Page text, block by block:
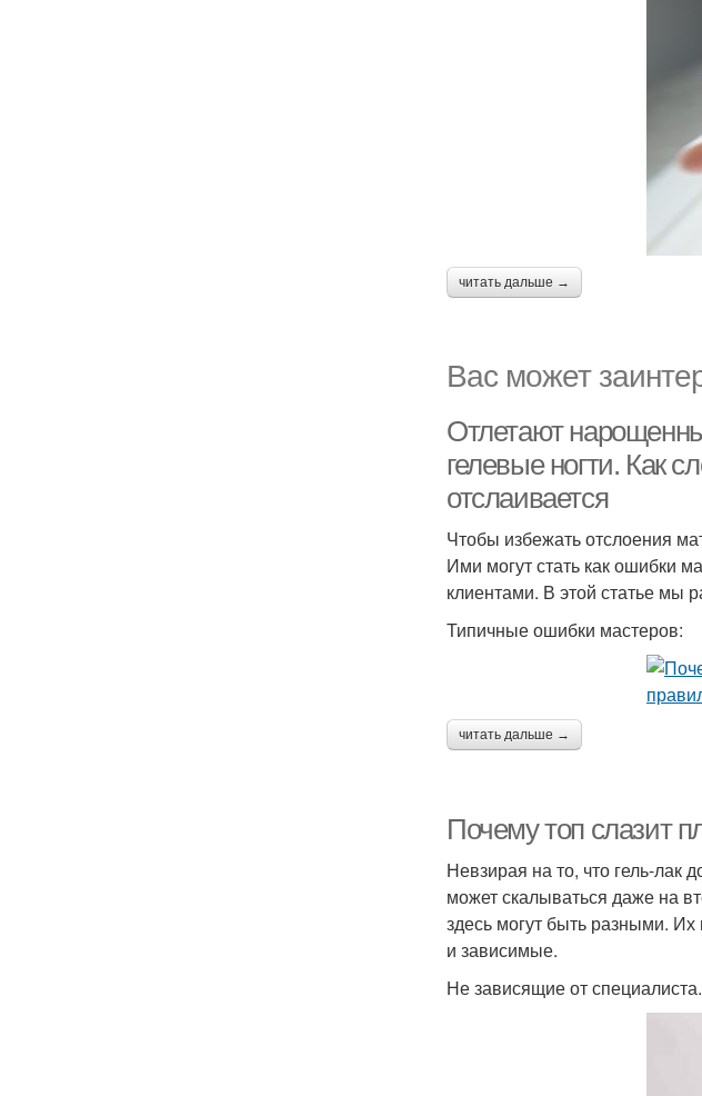
читать дальше →
Вас может
Отлетают
гелевые ногти. Как
отслаивается
Чтобы избежать отслоения
Ими могут стать как ошибки
клиентами. В этой статье мы
Типичные ошибки мастеров:
читать дальше →
Почему топ слазит
Невзирая на то, что гель-лак
может скалываться даже на
здесь могут быть разными.
и зависимые.
Не зависящие от специалиста.